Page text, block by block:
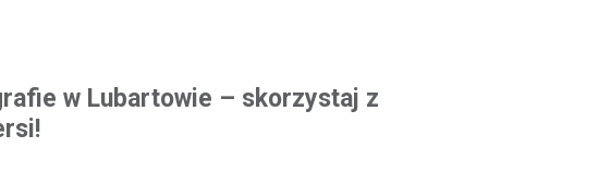
w Lubartowie – skorzystaj z